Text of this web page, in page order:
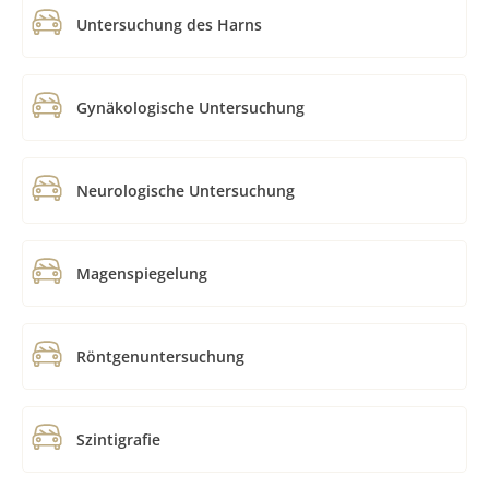
Untersuchung des Harns
Gynäkologische Untersuchung
Neurologische Untersuchung
Magenspiegelung
Röntgenuntersuchung
Szintigrafie